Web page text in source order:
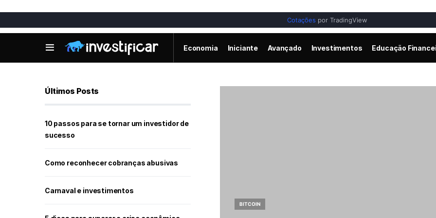
Cotações por TradingView
Economia Iniciante Avançado Investimentos Educação
BITCOIN
Últimos Posts
10 passos para se tornar um investidor de
sucesso
Como reconhecer cobranças abusivas
Carnaval e investimentos